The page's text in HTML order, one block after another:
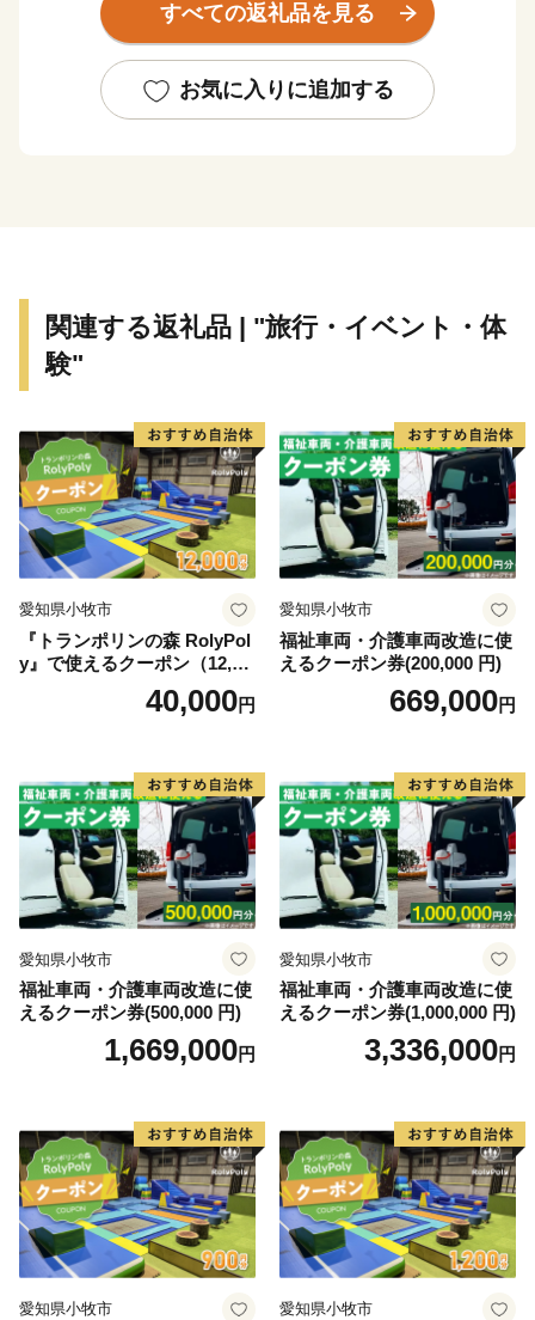
すべての返礼品を見る
お気に入りに追加する
関連する返礼品 | "旅行・イベント・体
験"
愛知県小牧市
『トランポリンの森 RolyPol
y』で使えるクーポン（12,00
40,000円
愛知県小牧市
福祉車両・介護車両改造に使
えるクーポン券(200,000 円)
669,000円
愛知県小牧市
福祉車両・介護車両改造に使
えるクーポン券(500,000 円)
1,669,000円
愛知県小牧市
福祉車両・介護車両改造に使
えるクーポン券(1,000,000 円)
3,336,000円
愛知県小牧市 愛知県小牧市